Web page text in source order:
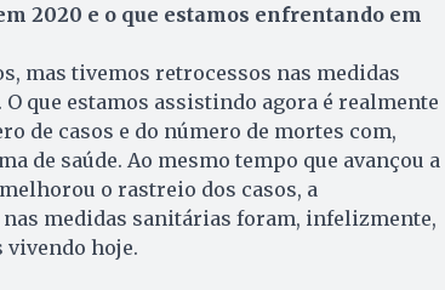
2020 e o que estamos enfrentando em
mas tivemos retrocessos nas medidas
que estamos assistindo agora é realmente
de casos e do número de mortes com,
de saúde. Ao mesmo tempo que avançou a
o rastreio dos casos, a
medidas sanitárias foram, infelizmente,
vivendo hoje.